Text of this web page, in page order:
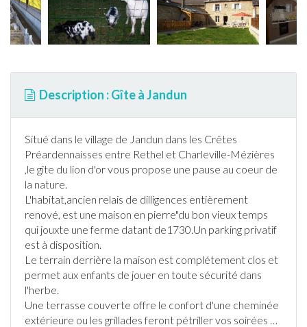
Description : Gîte à Jandun
Situé dans le village de Jandun dans les Crêtes
Préardennaisses entre Rethel et Charleville-Mézières
,le gîte du lion d'or vous propose une pause au coeur de
la nature.
L'habitat,ancien relais de dilligences entièrement
renové, est une maison en pierre"du bon vieux temps
qui jouxte une ferme datant de1730.Un parking privatif
est à disposition.
Le terrain derrière la maison est complétement clos et
permet aux enfants de jouer en toute sécurité dans
l'herbe.
Une terrasse couverte offre le confort d'une cheminée
extérieure ou les grillades feront pétriller vos soirées …